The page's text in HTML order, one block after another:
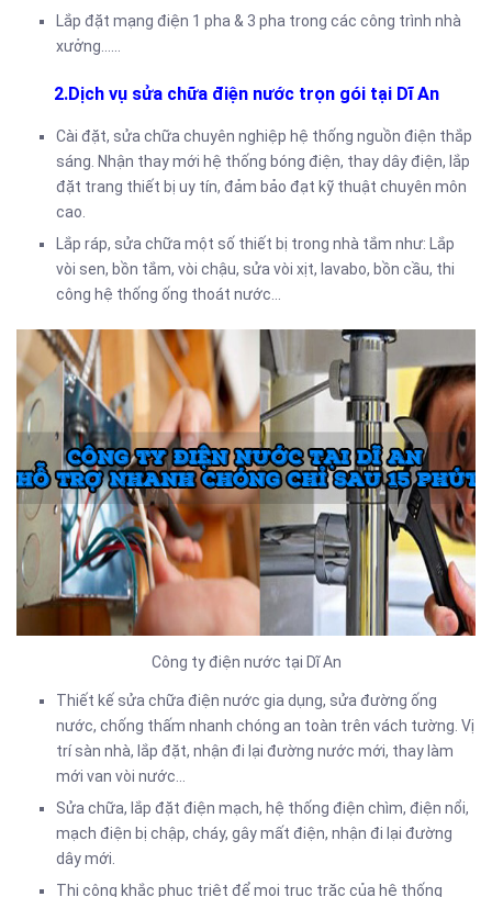
Lắp đặt mạng điện 1 pha & 3 pha trong các công trình nhà
xưởng……
2.Dịch vụ sửa chữa điện nước trọn gói tại Dĩ An
Cài đặt, sửa chữa chuyên nghiệp hệ thống nguồn điện thắp
sáng. Nhận thay mới hệ thống bóng điện, thay dây điện, lắp
đặt trang thiết bị uy tín, đảm bảo đạt kỹ thuật chuyên môn
cao.
Lắp ráp, sửa chữa một số thiết bị trong nhà tắm như: Lắp
vòi sen, bồn tắm, vòi chậu, sửa vòi xịt, lavabo, bồn cầu, thi
công hệ thống ống thoát nước…
Công ty điện nước tại Dĩ An
Thiết kế sửa chữa điện nước gia dụng, sửa đường ống
nước, chống thấm nhanh chóng an toàn trên vách tường. Vị
trí sàn nhà, lắp đặt, nhận đi lại đường nước mới, thay làm
mới van vòi nước…
Sửa chữa, lắp đặt điện mạch, hệ thống điện chìm, điện nổi,
mạch điện bị chập, cháy, gây mất điện, nhận đi lại đường
dây mới.
Thi công khắc phục triệt để mọi trục trặc của hệ thống